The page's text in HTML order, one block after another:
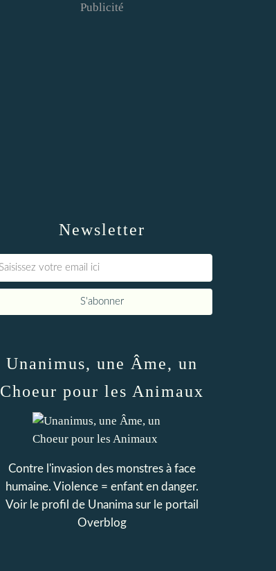
Newsletter
Publicité
Unanimus, une Âme, un
Choeur pour les Animaux
Contre l'invasion des monstres à face
humaine. Violence = enfant en danger.
Voir le profil de Unanimasur le portail
Overblog